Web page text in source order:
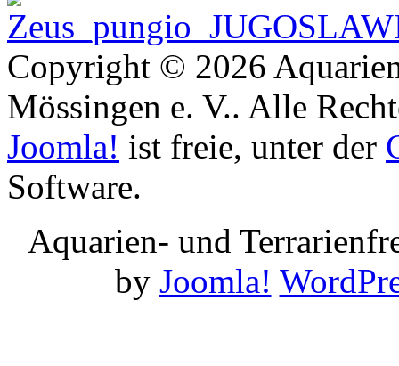
Copyright © 2026
Mössingen e. V.. Alle
Joomla! ist freie, unter der
Software.
Aquarien- und
by Joomla!